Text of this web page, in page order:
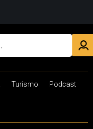
Turismo Podcast